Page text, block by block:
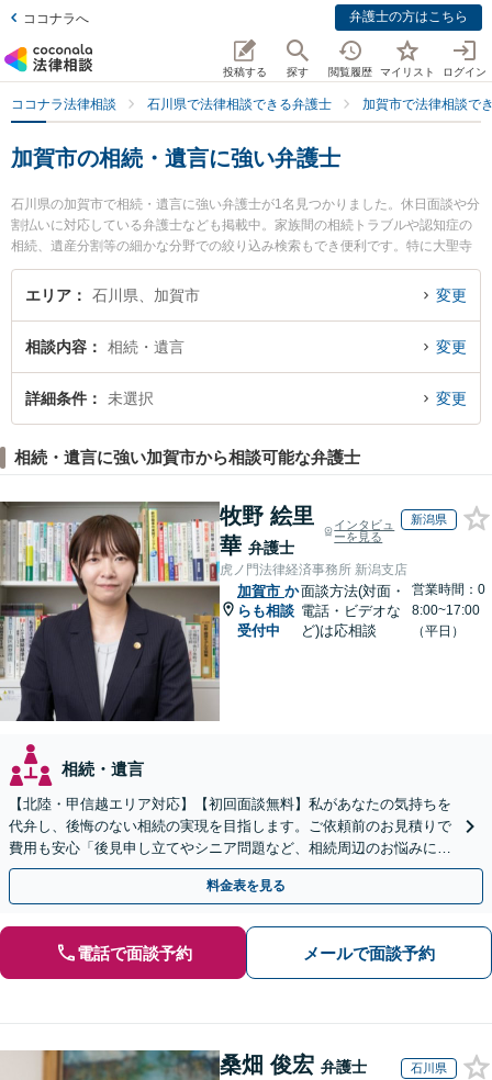
ココナラへ 弁護士の方はこちら
投稿する 探す 閲覧履歴 マイリスト ログイン
ココナラ法律相談 石川県で法律相談できる弁護士 加賀市で法律相談で
加賀市の相続・遺言に強い弁護士
石川県の加賀市で相続・遺言に強い弁護士が1名見つかりました。休日面談や分
割払いに対応している弁護士なども掲載中。家族間の相続トラブルや認知症の
相続、遺産分割等の細かな分野での絞り込み検索もでき便利です。特に大聖寺
駅前なないろ法律事務所の中田 千香弁護士のプロフィール情報や弁護士費用、
強みなどが注目されています。『加賀市で土日や夜間に発生した相続・遺言の
トラブルを今すぐに弁護士に相談したい』『相続・遺言のトラブル解決の実績
きる加賀市内の弁護士に相談予約したい』などでお困りの相談者さんにおすす
めです。
エリア 石川県、加賀市 変更
相談内容 相続・遺言 変更
詳細条件 未選択 変更
相続・遺言に強い加賀市から相談可能な弁護士
牧野 絵里
華 弁護士
インタビュ
ーを見る
新潟県
虎ノ門法律経済事務所 新潟支店
加賀市 か
らも相談
受付中
面談方法(対面・
電話・ビデオな
ど)は応相談
営業時間：0
8:00~17:00
（平日）
相続・遺言
【北陸・甲信越エリア対応】【初回面談無料】私があなたの気持ちを
代弁し、後悔のない相続の実現を目指します。ご依頼前のお見積りで
費用も安心「後見申し立てやシニア問題など、相続周辺のお悩みにも
対処可能」【WEB面談対応】
料金表を見る
電話で面談予約 メールで面談予約
桑畑 俊宏 弁護士 石川県